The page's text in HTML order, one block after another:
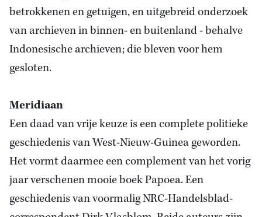
betrokkenen en getuigen, en uitgebreid onderzoek
van archieven in binnen- en buitenland - behalve
Indonesische archieven; die bleven voor hem
gesloten.
Meridiaan
Een daad van vrije keuze is een complete politieke
geschiedenis van West-Nieuw-Guinea geworden.
Het vormt daarmee een complement van het vorig
jaar verschenen mooie boek Papoea. Een
geschiedenis van voormalig NRC-Handelsblad-